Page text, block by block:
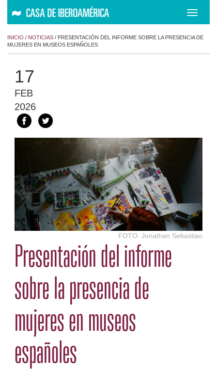
INICIO / NOTICIAS / PRESENTACIÓN DEL INFORME SOBRE LA PRESENCIA DE
MUJERES EN MUSEOS ESPAÑOLES
17
FEB
2026
FOTO: Jonathan Sebastiao
Presentación del informe
sobre la presencia de
mujeres en museos
españoles